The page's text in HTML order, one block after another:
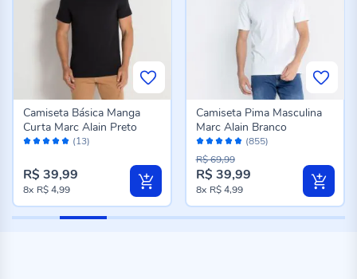
Avaliação: (13)
Camiseta Básica Manga
Curta Marc Alain Preto
R$ 39,99
8x R$ 4,99
Avaliação:
96%
(855)
Camiseta Pima Masculina
Marc Alain Branco
R$ 39,99
R$ 69,99
8x R$ 4,99